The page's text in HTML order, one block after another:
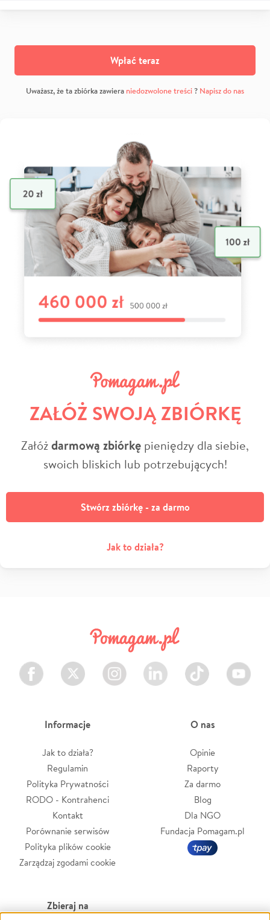
Wpłać teraz
Uważasz, że ta zbiórka zawiera niedozwolone treści? Napisz do nas
ZAŁÓŻ SWOJĄ ZBIÓRKĘ
Załóżdarmową zbiórkę pieniędzy dla siebie,
swoich bliskich lub potrzebujących!
Stwórz zbiórkę - za darmo
Jak to działa?
Facebook Twitter Instagram LinkedIn TikTok Youtube
Informacje
Jak to działa?
Regulamin
Polityka Prywatności
RODO - Kontrahenci
Kontakt
Porównanie serwisów
Polityka plików cookie
Zarządzaj zgodami cookie
O nas
Opinie
Raporty
Za darmo
Blog
Dla NGO
Fundacja Pomagam.pl
Zbieraj na